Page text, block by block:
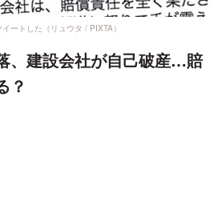
ートした（リュウタ / PIXTA）
、建設会社が自己破産…賠
？